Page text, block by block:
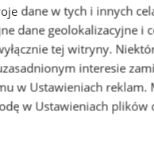
dane w tych i innych
dane geolokalizacyjne i
tej witryny.
interesie
w Ustawieniach reklam.
w Ustawieniach plików